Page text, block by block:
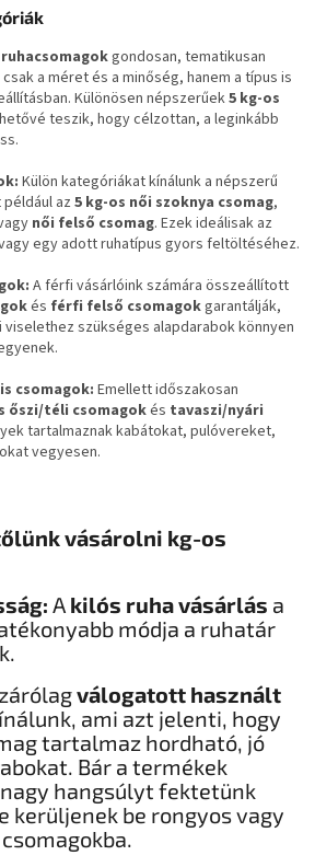
s
e
l
e
i
ruhacsomagokgondosan, tematikusan
a méret és a minőség, hanem a típus is
Különösen népszerűek5 kg-os
teszik, hogy célzottan, a leginkább
Külön kategóriákat kínálunk a népszerű
az 5 kg-os női szoknya csomag,
női felső csomag. Ezek ideálisak az
egy adott ruhatípus gyors feltöltéséhez.
A férfi vásárlóink számára összeállított
és férfi felső csomagokgarantálják,
viselethez szükséges alapdarabok könnyen
csomagok: Emellett időszakosan
őszi/téli csomagokés tavaszi/nyári
tartalmaznak kabátokat, pulóvereket,
vegyesen.
vásárolni kg-os
A kilós ruha vásárlás a
módja a ruhatár
válogatott használt
ami azt jelenti, hogy
tartalmaz hordható, jó
Bár a termékek
hangsúlyt fektetünk
kerüljenek be rongyos vagy